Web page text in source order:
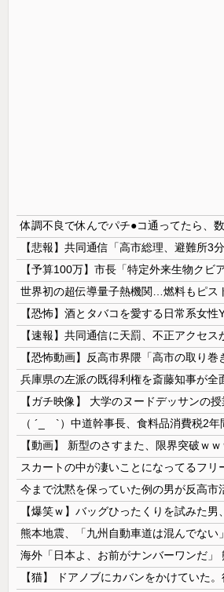
【動画】 新型のさすまた、限界突破ｗ
スカートの中が凄いことになってるフリ
【爆笑ｗ】バッグひったくりを試みた男